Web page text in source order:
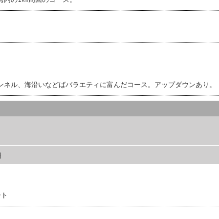
ネル、海沿いなどばバラエティに富んだコース。アップダウンあり。